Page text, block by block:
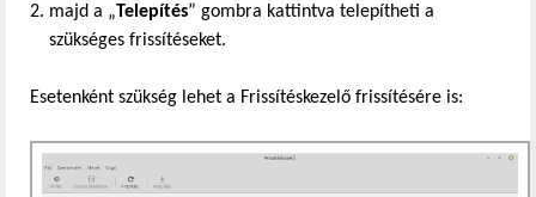
majd a „Telepítés” gombra kattintva telepítheti a
szükséges frissítéseket.
Esetenként szükség lehet a Frissítéskezelő frissítésére is: